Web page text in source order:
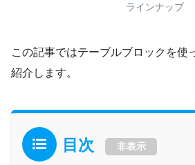
ラインナップ
この記事ではテーブルブロックを使
紹介します。
目次 非表示